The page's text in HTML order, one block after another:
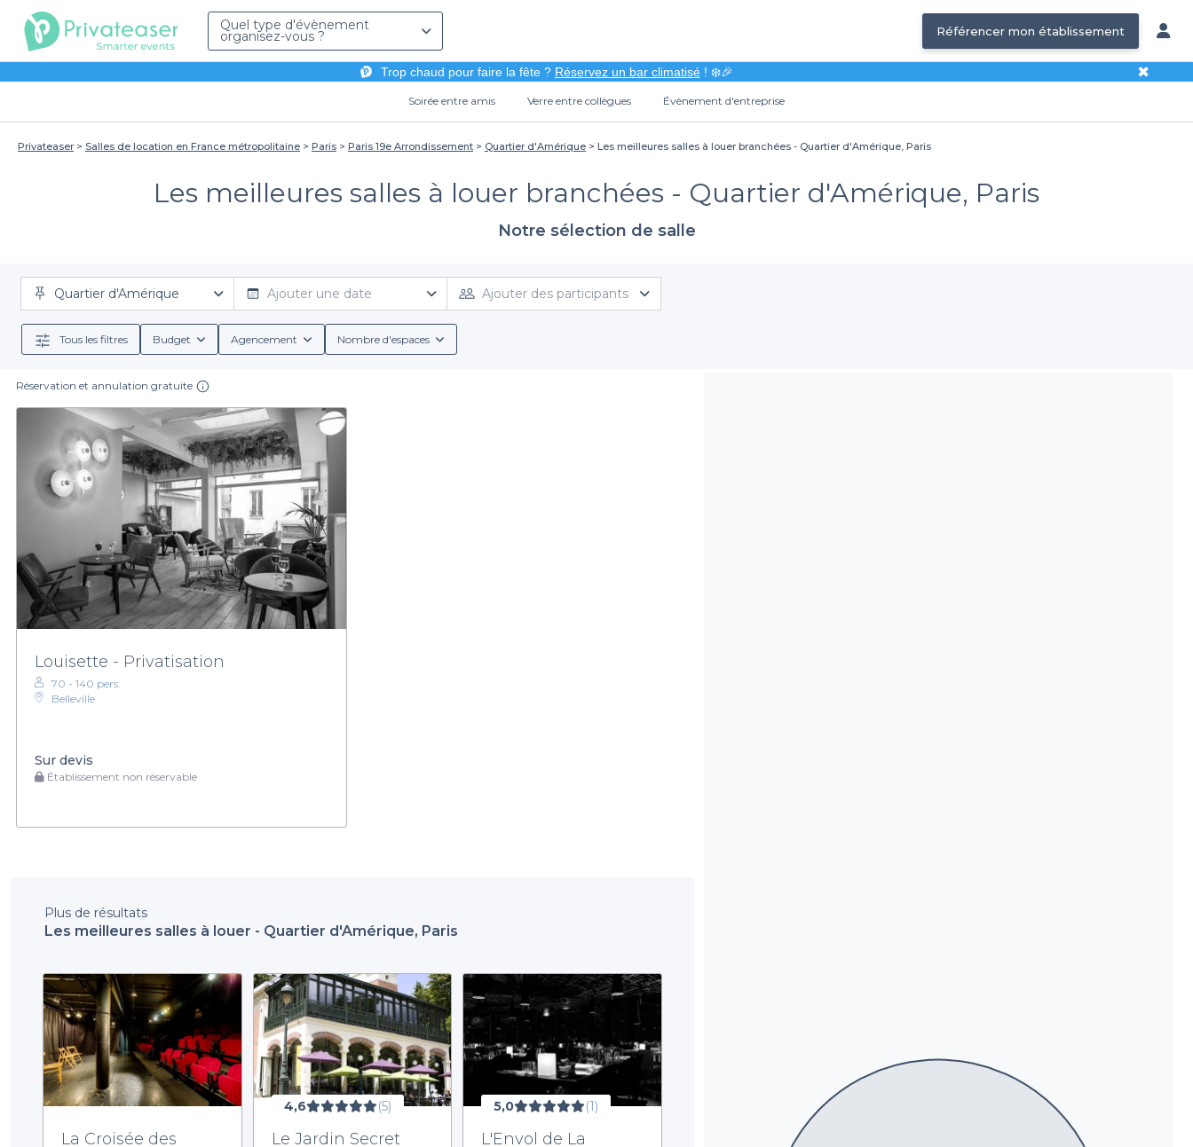
Quel type d'évènement
organisez-vous ? Référencer mon établissement
Trop chaud pour faire la fête ? Réservez un bar climatisé! ❄️🎉 ✖
Soirée entre amis Verre entre collègues Évènement d'entreprise
Privateaser Salles de location en France métropolitaine Paris Paris 19e Arrondissement Quartier d'Amérique Les meilleures salles à louer branchées - Quartier d'Amérique, Paris
Les meilleures salles à louer branchées - Quartier d'Amérique, Paris
Notre sélection de salle
Quartier d'Amérique Ajouter une date Ajouter des participants
Tous les filtres Budget Agencement Nombre d'espaces
Réservation et annulation gratuite
Louisette - Privatisation
70 - 140 pers.
Belleville
Sur devis
Établissement non réservable
Plus de résultats
Les meilleures salles à louer - Quartier d'Amérique, Paris
La Croisée des
4,6 (5)
Le Jardin Secret
5,0 (1)
L'Envol de La